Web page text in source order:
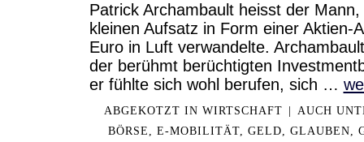
Patrick Archambault heisst der
kleinen Aufsatz in Form einer Aktien-
Euro in Luft verwandelte.
der berühmt berüchtigten
er fühlte sich wohl berufen, sich …
ABGEKOTZT IN WIRTSCHAFT | AUCH
BÖRSE, E-MOBILITÄT, GELD, GLAUBEN,